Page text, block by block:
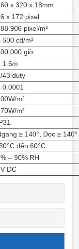
x 320 x 18mm
x 172 pixel
pixel/m²
500 cd/m²
giờ
1.6m
43 duty
0.0001
m²
m²
≥ 140°, Dọc ≥ 140°
đến 60°C
– 90% RH
DC